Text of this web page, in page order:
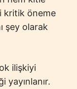
kritik öneme
şey olarak
ilişkiyi
yayınlanır.